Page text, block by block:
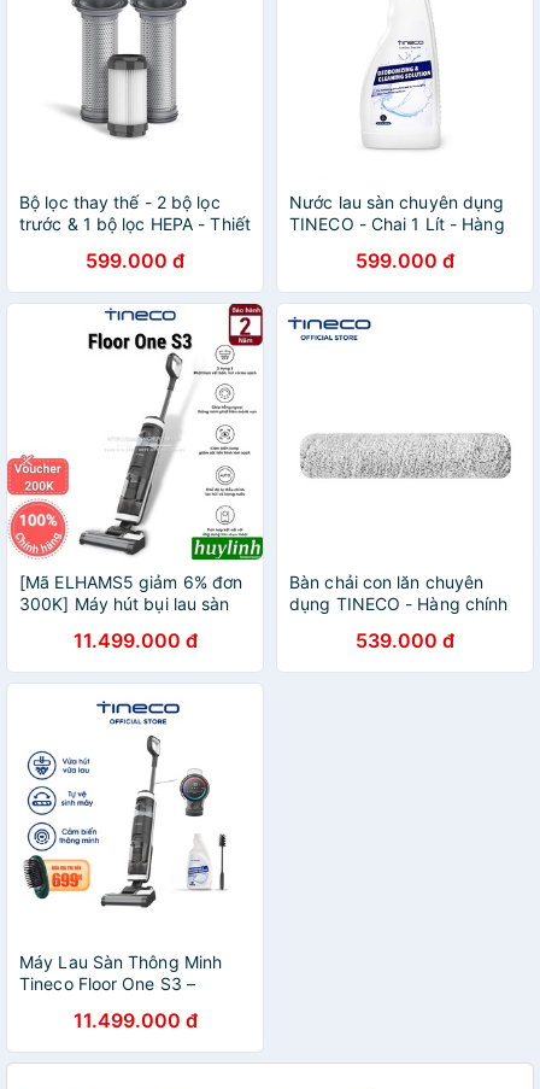
Bộ lọc thay thế - 2 bộ lọc
trước & 1 bộ lọc HEPA - Thiết
phẩm PURE ONE Tineco
599.000 đ
Nước lau sàn chuyên dụng
TINECO - Chai 1 Lít - Hàng
các sản phẩm máy lau sàn
TINECO
599.000 đ
[Mã ELHAMS5 giảm 6% đơn
300K] Máy hút bụi lau sàn
Floor One S3 - Chính hãng
11.499.000 đ
Bàn chải con lăn chuyên
dụng TINECO - Hàng chính
cho các sản phẩm máy lau
sàn TINECO
539.000 đ
Máy Lau Sàn Thông Minh
Tineco Floor One S3 –
11.499.000 đ